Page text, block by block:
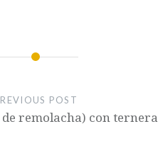
POST
remolacha) con ternera